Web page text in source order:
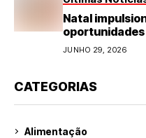
Natal
do varejo
JUNHO 29, 2026
CATEGORIAS
Alimentação